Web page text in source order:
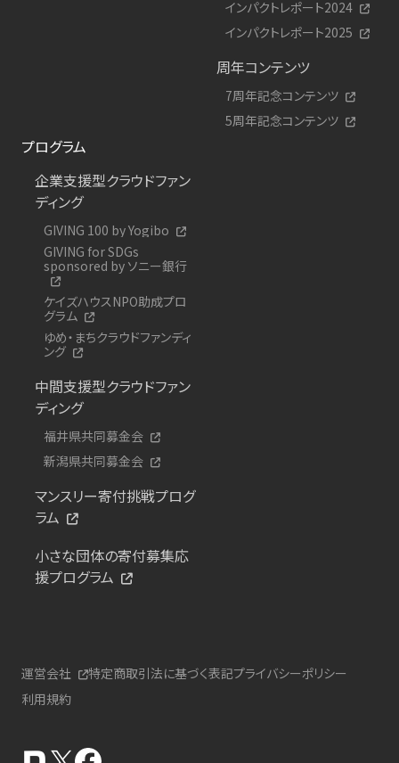
インパクトレポート2024
インパクトレポート2025
周年コンテンツ
7周年記念コンテンツ
5周年記念コンテンツ
プログラム
企業支援型クラウドファン
ディング
GIVING 100 by Yogibo
GIVING for SDGs
sponsored by ソニー銀行
ケイズハウスNPO助成プロ
グラム
ゆめ・まちクラウドファンディ
ング
中間支援型クラウドファン
ディング
福井県共同募金会
新潟県共同募金会
マンスリー寄付挑戦プログ
ラム
小さな団体の寄付募集応
援プログラム
運営会社 特定商取引法に基づく表記プライバシーポリシー
利用規約